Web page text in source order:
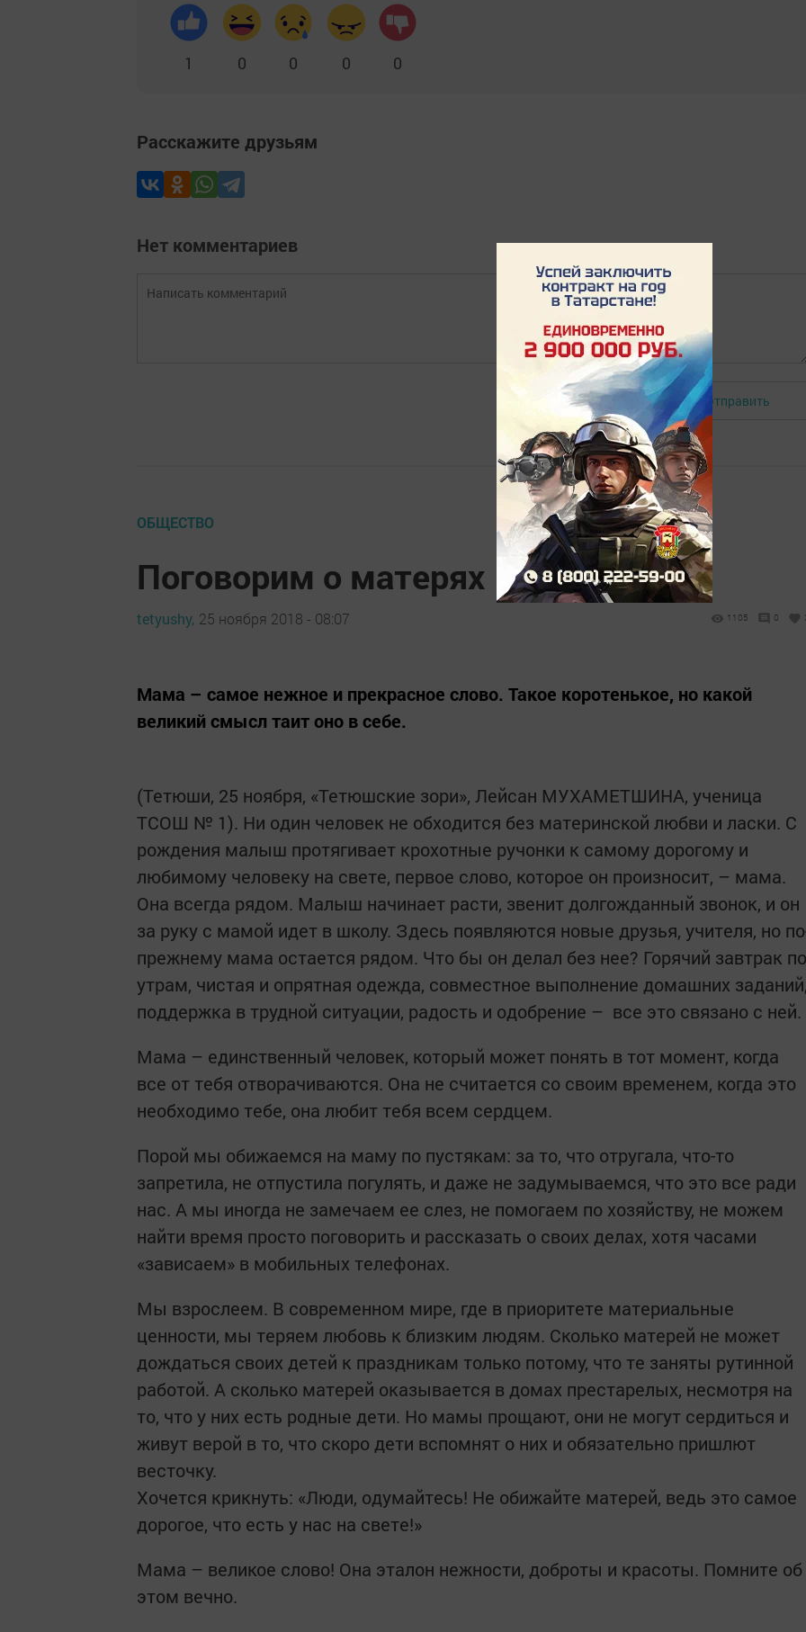
1 0 0 0 0
Расскажите друзьям
Нет комментариев
Авторизоваться Отправить
ОБЩЕСТВО
Поговорим о матерях
tetyushy, 25 ноября 2018 - 08:07 1105 0
Мама – самое нежное и прекрасное слово. Такое коротенькое, но какой
великий смысл таит оно в себе.
(Тетюши, 25 ноября, «Тетюшские зори», Лейсан МУХАМЕТШИНА, ученица
ТСОШ № 1). Ни один человек не обходится без материнской любви и ласки. С
рождения малыш протягивает крохотные ручонки к самому дорогому и
любимому человеку на свете, первое слово, которое он произносит, – мама.
Она всегда рядом. Малыш начинает расти, звенит долгожданный звонок, и он
за руку с мамой идет в школу. Здесь появляются новые друзья, учителя, но
прежнему мама остается рядом. Что бы он делал без нее? Горячий завтрак по
утрам, чистая и опрятная одежда, совместное выполнение домашних
поддержка в трудной ситуации, радость и одобрение – все это связано с ней.
Мама – единственный человек, который может понять в тот момент, когда
все от тебя отворачиваются. Она не считается со своим временем, когда это
необходимо тебе, она любит тебя всем сердцем.
Порой мы обижаемся на маму по пустякам: за то, что отругала, что-то
запретила, не отпустила погулять, и даже не задумываемся, что это все ради
нас. А мы иногда не замечаем ее слез, не помогаем по хозяйству, не можем
найти время просто поговорить и рассказать о своих делах, хотя часами
«зависаем» в мобильных телефонах.
Мы взрослеем. В современном мире, где в приоритете материальные
ценности, мы теряем любовь к близким людям. Сколько матерей не может
дождаться своих детей к праздникам только потому, что те заняты рутинной
работой. А сколько матерей оказывается в домах престарелых, несмотря на
то, что у них есть родные дети. Но мамы прощают, они не могут сердиться и
живут верой в то, что скоро дети вспомнят о них и обязательно пришлют
весточку.
Хочется крикнуть: «Люди, одумайтесь! Не обижайте матерей, ведь это самое
дорогое, что есть у нас на свете!»
Мама – великое слово! Она эталон нежности, доб­роты и красоты. Помните об
этом вечно.